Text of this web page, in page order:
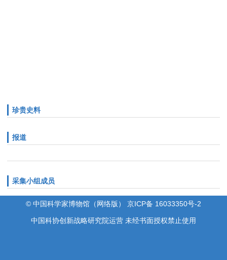
珍贵史料
报道
采集小组成员
© 中国科学家博物馆（网络版） 京ICP备 16033350号-2
中国科协创新战略研究院运营 未经书面授权禁止使用